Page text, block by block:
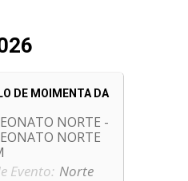
DE MOIMENTA DA
NORTE -
NORTE
Evento: Norte